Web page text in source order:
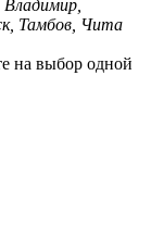
Тамбов, Чита
на выбор одной